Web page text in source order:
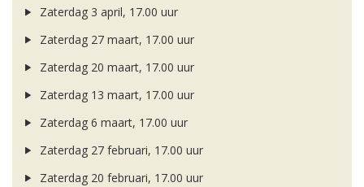
Zaterdag 3 april, 17.00 uur
Zaterdag 27 maart, 17.00 uur
Zaterdag 20 maart, 17.00 uur
Zaterdag 13 maart, 17.00 uur
Zaterdag 6 maart, 17.00 uur
Zaterdag 27 februari, 17.00 uur
Zaterdag 20 februari, 17.00 uur